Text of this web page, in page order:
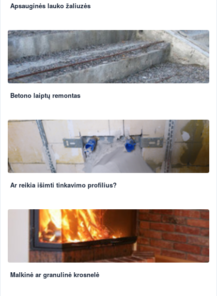
Apsauginės lauko žaliuzės
Betono laiptų remontas
Ar reikia išimti tinkavimo profilius?
Malkinė ar granulinė krosnelė